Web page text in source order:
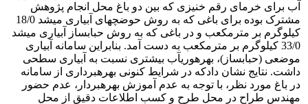
آب برای خرمای رقم خنیزی که بین دو باغ محل انجام پژوهش
مشترک بوده برای باغی که به روش حوضچه­ای آبیاری می­شد 18/0
کیلوگرم بر متر­مکعب و در باغی که به روش حباب­ساز آبیاری می­شد
33/0 کیلوگرم بر متر­مکعب به دست آمد. بنابراین سامانه آبیاری
موضعی (حباب­ساز)، بهره­وری­آب بیشتری نسبت به آبیاری سطحی
داشت. نتایج نشان دادکه در شرایط کنونی بهره­برداری از سامانه
در باغ مورد نظر، با توجه به عدم آموزش بهره­بردار، عدم حضور
مهندس طراح در محل طرح و کسب اطلاعات دقیق از محل